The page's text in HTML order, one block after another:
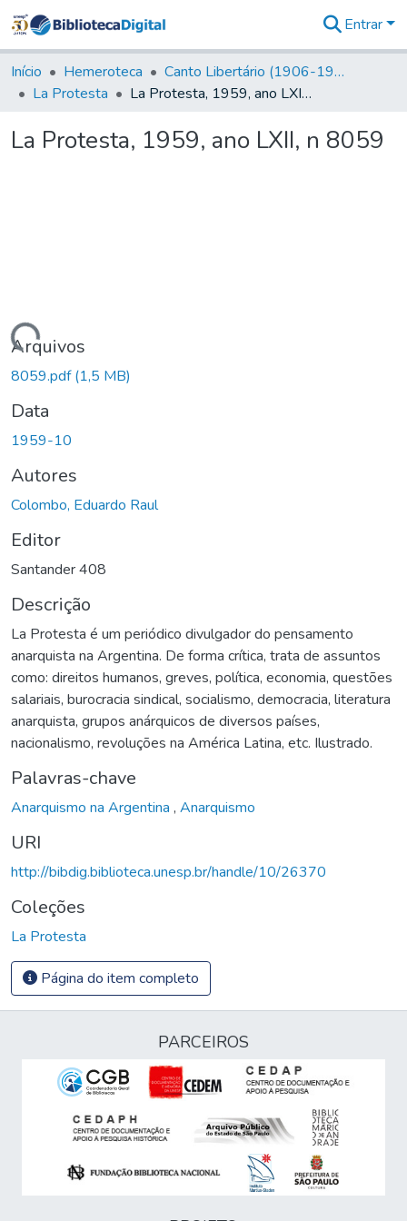
&
Coleções
Tudo na
Digital
Entrar
Início Hemeroteca
Canto Libertário (1906-1995)
La Protesta
La Protesta, 1959, ano LXII, n 8059
La Protesta, 1959, ano LXII, n 8059
Arquivos
8059.pdf(1,5 MB)
Data
1959-10
Autores
Colombo, Eduardo Raul
Editor
Santander 408
Descrição
La Protesta é um periódico divulgador do pensamento
anarquista na Argentina. De forma crítica, trata de assuntos
como: direitos humanos, greves, política, economia, questões
salariais, burocracia sindical, socialismo, democracia, literatura
anarquista, grupos anárquicos de diversos países,
nacionalismo, revoluções na América Latina, etc. Ilustrado.
Palavras-chave
Anarquismo na Argentina , Anarquismo
URI
http://bibdig.biblioteca.unesp.br/handle/10/26370
Coleções
La Protesta
Página do item completo
PARCEIROS